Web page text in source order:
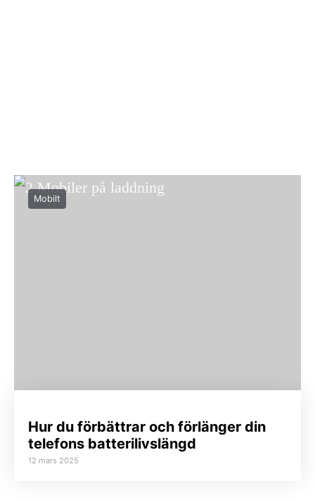
Mobilt
Hur du förbättrar och förlänger din
telefons batterilivslängd
12 mars 2025